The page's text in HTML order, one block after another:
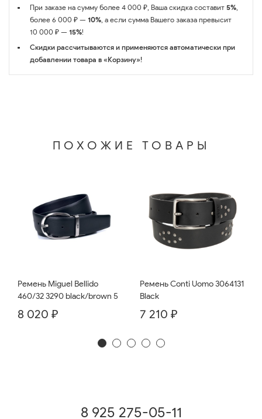
При заказе на сумму более 4 000 ₽, Ваша скидка составит 5%,
более 6 000 ₽ — 10%, а если сумма Вашего заказа превысит
10 000 ₽ — 15%!
Скидки рассчитываются и применяются автоматически при
добавлении товара в «Корзину»!
ПОХОЖИЕ ТОВАРЫ
Ремень Miguel Bellido
460/32 3290 black/brown 5
8 020 ₽
Ремень Conti Uomo 3064131
Black
7 210 ₽
8 925 275-05-11